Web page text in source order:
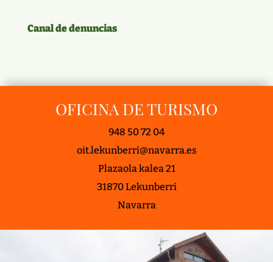
Canal de denuncias
OFICINA DE TURISMO
948 50 72 04
oit.lekunberri@navarra.es
Plazaola kalea 21
31870 Lekunberri
Navarra